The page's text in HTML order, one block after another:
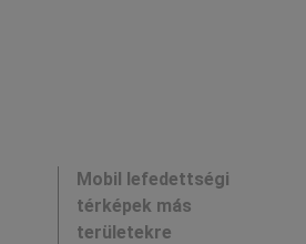
Mobil lefedettségi
térképek más
területekre